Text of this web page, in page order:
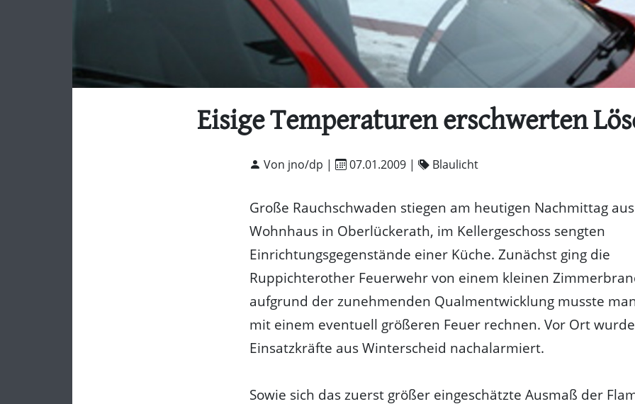
Eisige Temperaturen erschwerten
Von jno/dp | 07.01.2009 | Blaulicht
Große Rauchschwaden stiegen am heutigen Nachmittag
Wohnhaus in Oberlückerath, im Kellergeschoss sengten
Einrichtungsgegenstände einer Küche. Zunächst ging die
Ruppichterother Feuerwehr von einem kleinen
aufgrund der zunehmenden Qualmentwicklung musste
mit einem eventuell größeren Feuer rechnen. Vor Ort
Einsatzkräfte aus Winterscheid nachalarmiert.
Sowie sich das zuerst größer eingeschätzte Ausmaß der